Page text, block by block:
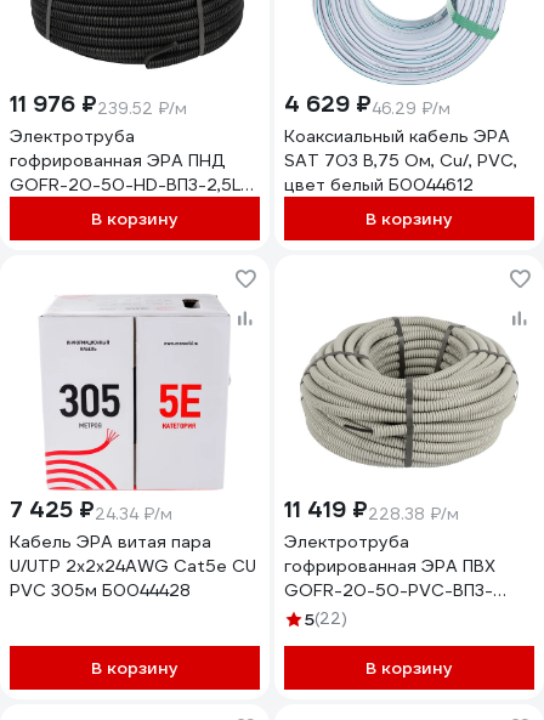
11 976 ₽239.52 ₽/м
Электротруба
гофрированная ЭРА ПНД
GOFR-20-50-HD-ВП3-2,5LS-
50 черная d 20 с кабелем
ВВГ-Пнг(А)-LS 3х2,5мм2 50м
В корзину
4 629 ₽46.29 ₽/м
Коаксиальный кабель ЭРА
SAT 703 B,75 Ом, Cu/, PVC,
цвет белый Б0044612
В корзину
7 425 ₽24.34 ₽/м
Кабель ЭРА витая пара
U/UTP 2x2x24AWG Cat5e CU
PVC 305м Б0044428
В корзину
11 419 ₽228.38 ₽/м
Электротруба
гофрированная ЭРА ПВХ
GOFR-20-50-PVС-ВП3-
2,5LS-50 серая d 20 с
3х2,5мм2 50м Б0071493
5(22)
В корзину